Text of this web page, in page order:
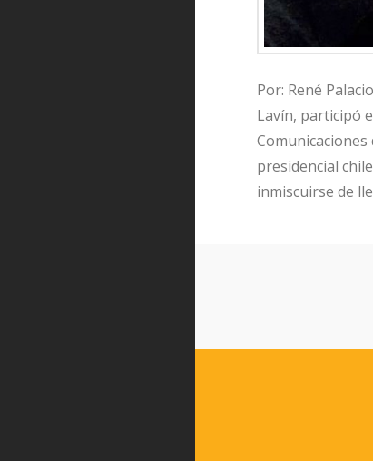
Por: René
Lavín, participó
Comunicaciones
presidencial
inmiscuirse de